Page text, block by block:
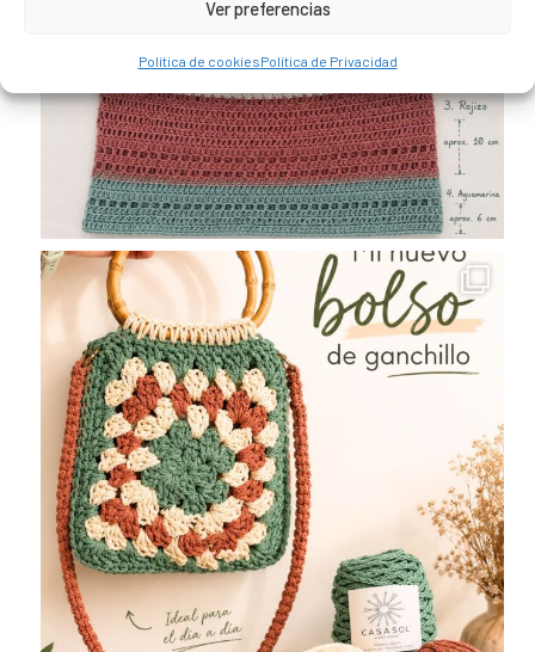
Ver preferencias
Política de cookiesPolítica de Privacidad